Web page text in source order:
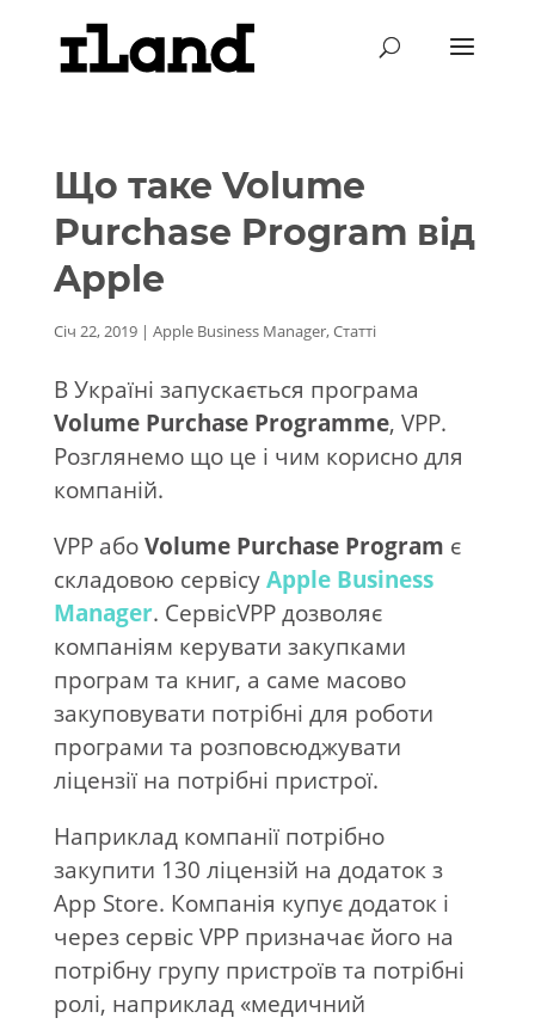
Що таке Volume
Purchase Program від
Apple
Січ 22, 2019| Apple Business Manager,Статті
В Україні запускається програма
Volume Purchase Programme, VPP.
Розглянемо що це і чим корисно для
компаній.
VPP абоVolume Purchase Program є
складовою сервісуApple Business
Manager. СервісVPP дозволяє
компаніям керувати закупками
програм та книг, а саме масово
закуповувати потрібні для роботи
програми та розповсюджувати
ліцензії на потрібні пристрої.
Наприклад компанії потрібно
закупити 130 ліцензій на додаток з
App Store. Компанія купує додаток і
через сервіс VPP призначає його на
потрібну групу пристроїв та потрібні
ролі, наприклад «медичний